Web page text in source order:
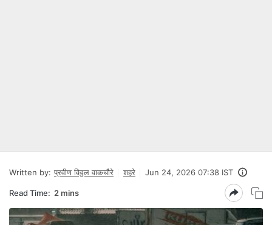
Written by: प्रवीण विठ्ठल वाकचौरे शहरे Jun 24, 2026 07:38 IST
Read Time: 2 mins